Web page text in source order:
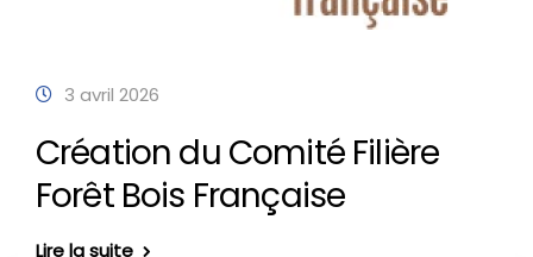
3 avril 2026
Création du Comité Filière
Forêt Bois Française
Lire la suite